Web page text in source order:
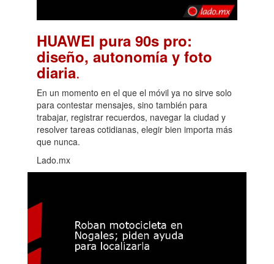
HUAWEI pura 90s pro:
diseño, autonomía y foto
diaria.
En un momento en el que el móvil ya no sirve solo
para contestar mensajes, sino también para
trabajar, registrar recuerdos, navegar la ciudad y
resolver tareas cotidianas, elegir bien importa más
que nunca.
Lado.mx